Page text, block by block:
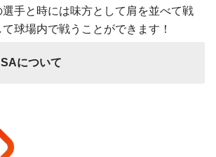
手と時には味方として肩を並べて戦
球場内で戦うことができます！
について